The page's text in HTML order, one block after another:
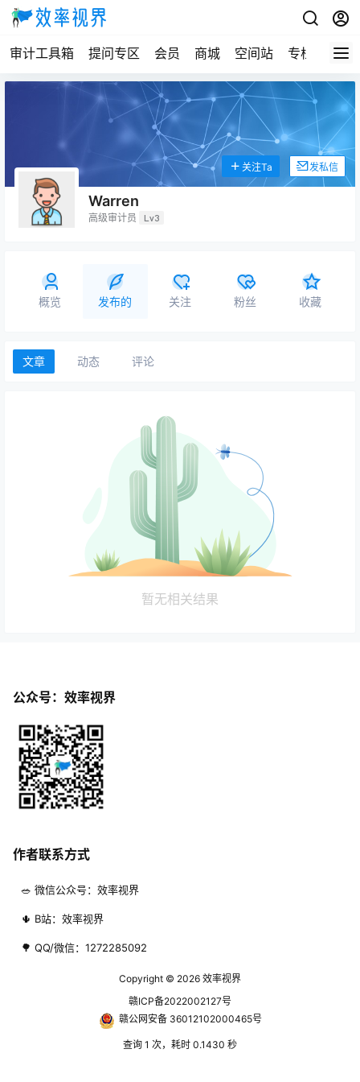
审计工具箱 提问专区 会员 商城 空间站 专栏
Warren
高级审计员 Lv3
关注Ta 发私信
概览 发布的 关注 粉丝 收藏
文章 动态 评论
暂无相关结果
公众号：效率视界
作者联系方式
🥗 微信公众号：效率视界
🌵 B站：效率视界
🌳 QQ/微信：1272285092
Copyright © 2026 效率视界
赣ICP备2022002127号
赣公网安备 36012102000465号
查询 1 次，耗时 0.1430 秒